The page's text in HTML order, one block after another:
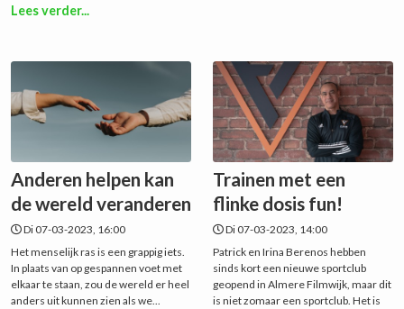
Lees verder...
Anderen helpen kan
de wereld veranderen
Di 07-03-2023, 16:00
Het menselijk ras is een grappig iets.
In plaats van op gespannen voet met
elkaar te staan, zou de wereld er heel
anders uit kunnen zien als we...
Trainen met een
flinke dosis fun!
Di 07-03-2023, 14:00
Patrick en Irina Berenos hebben
sinds kort een nieuwe sportclub
geopend in Almere Filmwijk, maar dit
is niet zomaar een sportclub. Het is